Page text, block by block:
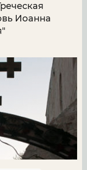
Иоанна